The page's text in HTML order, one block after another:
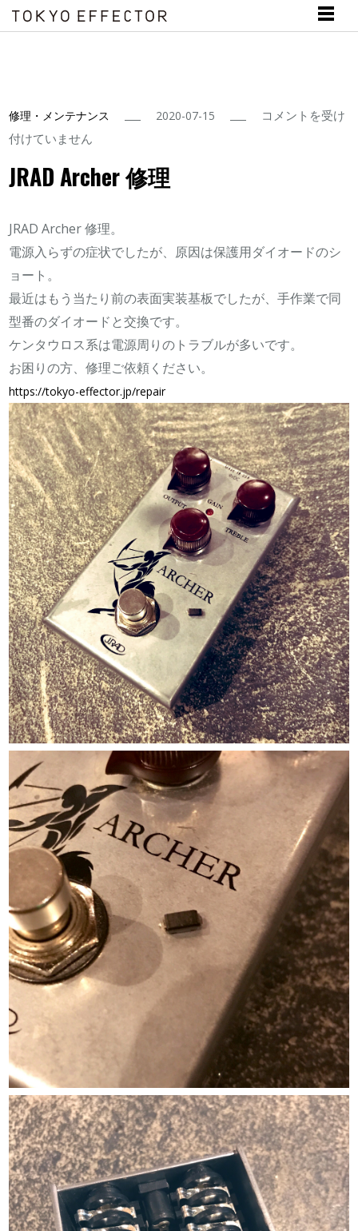
修理・メンテナンス 2020-07-15
JRAD
コメントを受け
付けていません
JRAD Archer 修理
JRAD Archer 修理。
電源入らずの症状でしたが、原因は保護用ダイオードのシ
ョート。
最近はもう当たり前の表面実装基板でしたが、手作業で同
型番のダイオードと交換です。
ケンタウロス系は電源周りのトラブルが多いです。
お困りの方、修理ご依頼ください。
https://tokyo-effector.jp/repair